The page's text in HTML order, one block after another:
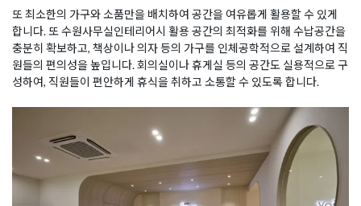
또 최소한의 가구와 소품만을 배치하여 공간을 여유롭게 활용할 수 있게
합니다. 또 수원사무실인테리어시 활용 공간의 최적화를 위해 수납공간을
충분히 확보하고, 책상이나 의자 등의 가구를 인체공학적으로 설계하여 직
원들의 편의성을 높입니다. 회의실이나 휴게실 등의 공간도 실용적으로 구
성하여, 직원들이 편안하게 휴식을 취하고 소통할 수 있도록 합니다.